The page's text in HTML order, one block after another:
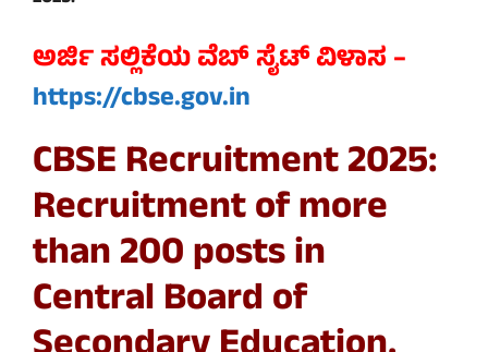
ಅರ್ಜಿ ಸಲ್ಲಿಕೆಯ ವೆಬ್ ಸೈಟ್ ವಿಳಾಸ –
https://cbse.gov.in
CBSE Recruitment 2025:
Recruitment of more
than 200 posts in
Central Board of